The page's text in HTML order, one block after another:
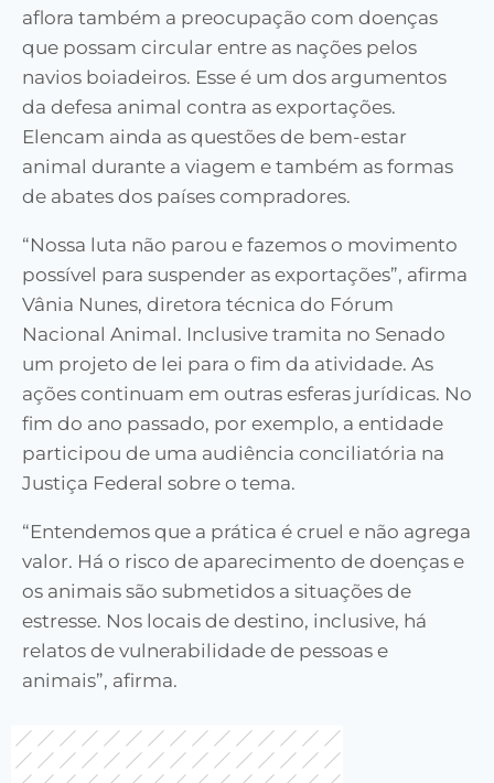
aflora também a preocupação com doenças
que possam circular entre as nações pelos
navios boiadeiros. Esse é um dos argumentos
da defesa animal contra as exportações.
Elencam ainda as questões de bem-estar
animal durante a viagem e também as formas
de abates dos países compradores.
“Nossa luta não parou e fazemos o movimento
possível para suspender as exportações”, afirma
Vânia Nunes, diretora técnica do Fórum
Nacional Animal. Inclusive tramita no Senado
um projeto de lei para o fim da atividade. As
ações continuam em outras esferas jurídicas. No
fim do ano passado, por exemplo, a entidade
participou de uma audiência conciliatória na
Justiça Federal sobre o tema.
“Entendemos que a prática é cruel e não agrega
valor. Há o risco de aparecimento de doenças e
os animais são submetidos a situações de
estresse. Nos locais de destino, inclusive, há
relatos de vulnerabilidade de pessoas e
animais”, afirma.